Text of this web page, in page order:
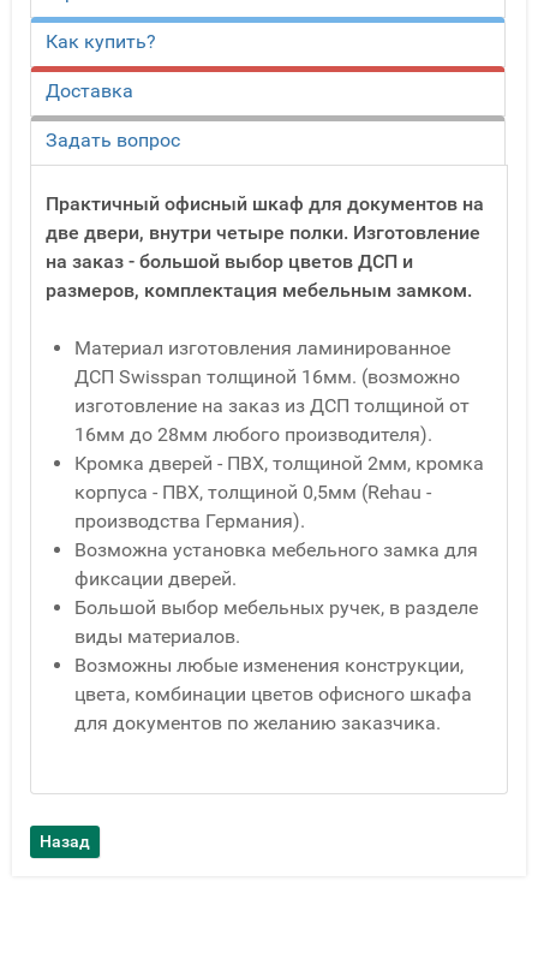
Как купить?
Доставка
Задать вопрос
Практичный офисный шкаф для документов на
две двери, внутри четыре полки. Изготовление
на заказ - большой выбор цветов ДСП и
размеров, комплектация мебельным замком.
Материал изготовления ламинированное
ДСП Swisspan толщиной 16мм. (возможно
изготовление на заказ из ДСП толщиной от
16мм до 28мм любого производителя).
Кромка дверей - ПВХ, толщиной 2мм, кромка
корпуса - ПВХ, толщиной 0,5мм (Rehau -
производства Германия).
Возможна установка мебельного замка для
фиксации дверей.
Большой выбор мебельных ручек, в разделе
виды материалов.
Возможны любые изменения конструкции,
цвета, комбинации цветов офисного шкафа
для документов по желанию заказчика.